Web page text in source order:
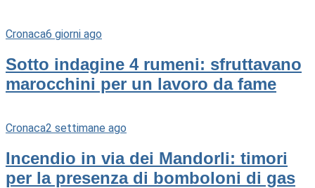
Cronaca6 giorni ago
Sotto indagine 4 rumeni: sfruttavano
marocchini per un lavoro da fame
Cronaca2 settimane ago
Incendio in via dei Mandorli: timori
per la presenza di bomboloni di gas